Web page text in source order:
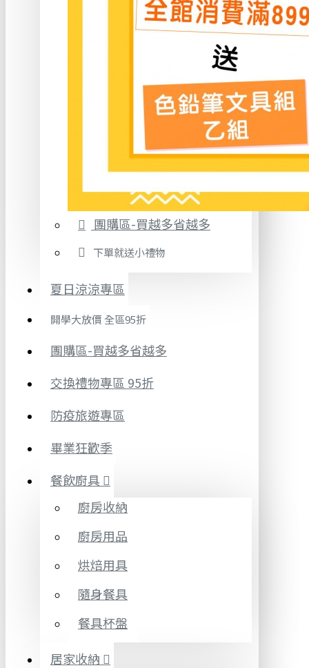
團購區-買越多省越多
下單就送小禮物
夏日涼涼專區
開學大放價 全區95折
團購區-買越多省越多
交換禮物專區 95折
防疫旅遊專區
畢業狂歡季
餐飲廚具
廚房收納
廚房用品
烘焙用具
隨身餐具
餐具杯盤
居家收納